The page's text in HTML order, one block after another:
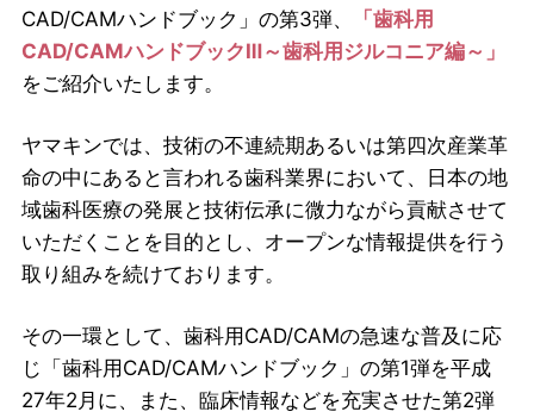
CAD/CAMハンドブック」の第3弾、
「歯科用
CAD/CAMハンドブックⅢ～歯科用ジルコニア編～」
をご紹介いたします。
ヤマキンでは、技術の不連続期あるいは第四次産業革
命の中にあると言われる歯科業界において、日本の地
域歯科医療の発展と技術伝承に微力ながら貢献させて
いただくことを目的とし、オープンな情報提供を行う
取り組みを続けております。
その一環として、歯科用CAD/CAMの急速な普及に応
じ「歯科用CAD/CAMハンドブック」の第1弾を平成
27年2月に、また、臨床情報などを充実させた第2弾